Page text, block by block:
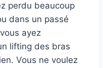
perdu beaucoup
dans un passé
ayez
lifting des bras
Vous ne voulez